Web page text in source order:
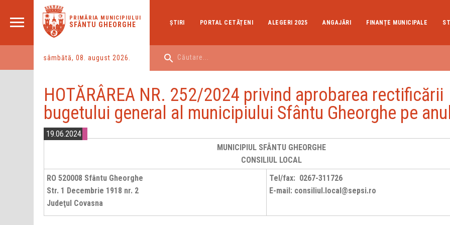
PRIMĂRIA MUNICIPIULUI
SFÂNTU GHEORGHE
sâmbătă, 08. august 2026.
ŞTIRI PORTAL CETĂȚENI ALEGERI 2025 ANGAJĂRI FINANȚE MUNICIPALE
HOTĂRÂREA NR. 252/2024 privind aprobarea rectificării
bugetului general al municipiului Sfântu Gheorghe pe
19.06.2024
MUNICIPIUL SFÂNTU GHEORGHE
CONSILIUL LOCAL
RO 520008 Sfântu Gheorghe
Str. 1 Decembrie 1918 nr. 2
Judeţul Covasna
Tel/fax: 0267-311726
E-mail: consiliul.local@sepsi.ro